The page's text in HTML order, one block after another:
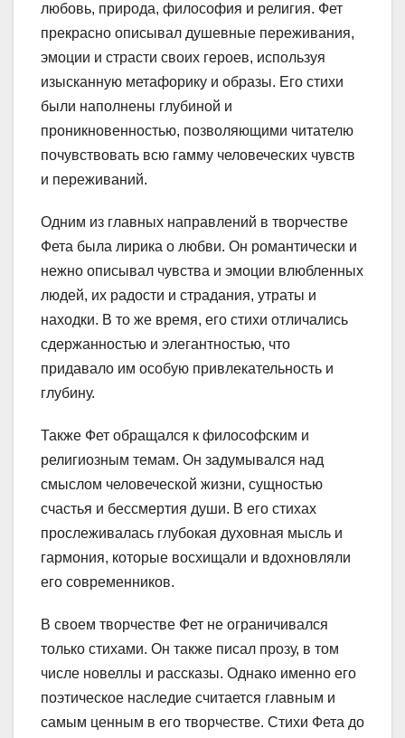
любовь, природа, философия и религия. Фет
прекрасно описывал душевные переживания,
эмоции и страсти своих героев, используя
изысканную метафорику и образы. Его стихи
были наполнены глубиной и
проникновенностью, позволяющими читателю
почувствовать всю гамму человеческих чувств
и переживаний.
Одним из главных направлений в творчестве
Фета была лирика о любви. Он романтически и
нежно описывал чувства и эмоции влюбленных
людей, их радости и страдания, утраты и
находки. В то же время, его стихи отличались
сдержанностью и элегантностью, что
придавало им особую привлекательность и
глубину.
Также Фет обращался к философским и
религиозным темам. Он задумывался над
смыслом человеческой жизни, сущностью
счастья и бессмертия души. В его стихах
прослеживалась глубокая духовная мысль и
гармония, которые восхищали и вдохновляли
его современников.
В своем творчестве Фет не ограничивался
только стихами. Он также писал прозу, в том
числе новеллы и рассказы. Однако именно его
поэтическое наследие считается главным и
самым ценным в его творчестве. Стихи Фета до